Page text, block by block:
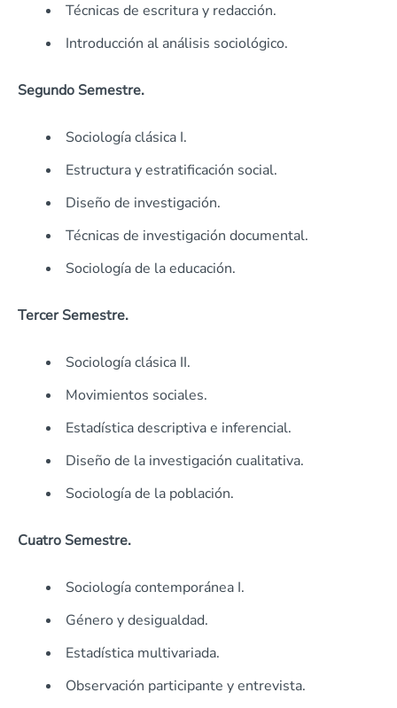
Técnicas de escritura y redacción.
Introducción al análisis sociológico.
Segundo Semestre.
Sociología clásica I.
Estructura y estratificación social.
Diseño de investigación.
Técnicas de investigación documental.
Sociología de la educación.
Tercer Semestre.
Sociología clásica II.
Movimientos sociales.
Estadística descriptiva e inferencial.
Diseño de la investigación cualitativa.
Sociología de la población.
Cuatro Semestre.
Sociología contemporánea I.
Género y desigualdad.
Estadística multivariada.
Observación participante y entrevista.